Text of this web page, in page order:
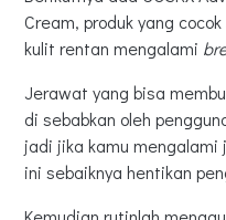
Cream, produk yang
kulit rentan mengalami
Jerawat yang bisa
di sebabkan oleh
jadi jika kamu
ini sebaiknya hentikan